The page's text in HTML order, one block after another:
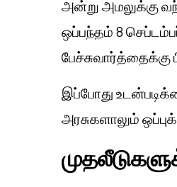
அன்று அமலுக்கு
ஒப்பந்தம் 8
பேச்சுவார்த்தைக்கு
இப்போது
அரசுகளாலும்